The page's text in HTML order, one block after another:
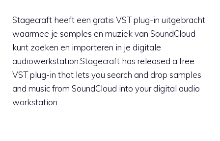
Stagecraft heeft een gratis VST plug-in uitgebracht
waarmee je samples en muziek van SoundCloud
kunt zoeken en importeren in je digitale
audiowerkstation.Stagecraft has released a free
VST plug-in that lets you search and drop samples
and music from SoundCloud into your digital audio
workstation.